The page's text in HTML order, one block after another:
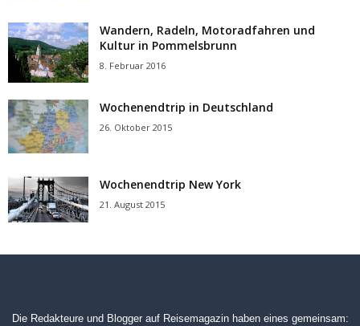
Wandern, Radeln, Motoradfahren und
Kultur in Pommelsbrunn
8. Februar 2016
Wochenendtrip in Deutschland
26. Oktober 2015
Wochenendtrip New York
21. August 2015
Die Redakteure und Blogger auf Reisemagazinhaben eines gemeinsam: